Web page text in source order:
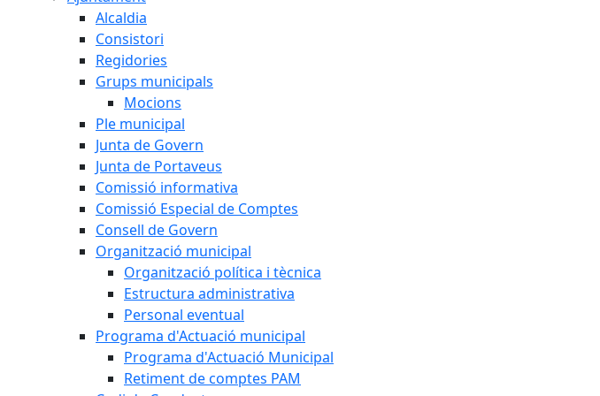
Alcaldia
Consistori
Regidories
Grups municipals
Mocions
Ple municipal
Junta de Govern
Junta de Portaveus
Comissió informativa
Comissió Especial de Comptes
Consell de Govern
Organització municipal
Organització política i tècnica
Estructura administrativa
Personal eventual
Programa d'Actuació municipal
Programa d'Actuació Municipal
Retiment de comptes PAM